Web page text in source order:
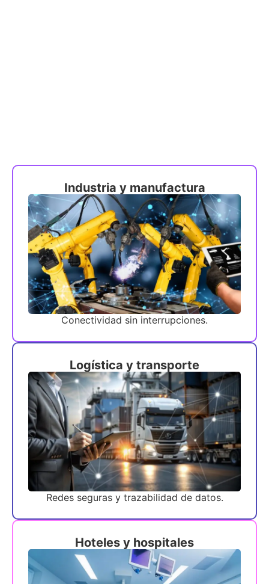
Industria y manufactura
Conectividad sin interrupciones.
Logística y transporte
Redes seguras y trazabilidad de datos.
Hoteles y hospitales